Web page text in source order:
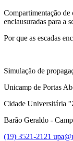
Compartimentação de
enclausuradas para a
Por que as escadas
Simulação de
Unicamp de Portas
Cidade Universitária
Barão Geraldo -
(19) 3521-2121